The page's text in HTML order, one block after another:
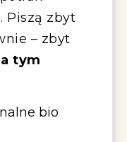
Piszą zbyt
– zbyt
tym
bio